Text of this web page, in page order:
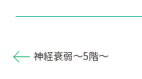
神経衰弱～5階～